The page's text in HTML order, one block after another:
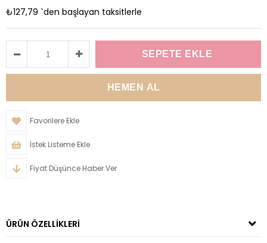
₺127,79 `den başlayan taksitlerle
Favorilere Ekle
İstek Listeme Ekle
Fiyat Düşünce Haber Ver
ÜRÜN ÖZELLIKLERI